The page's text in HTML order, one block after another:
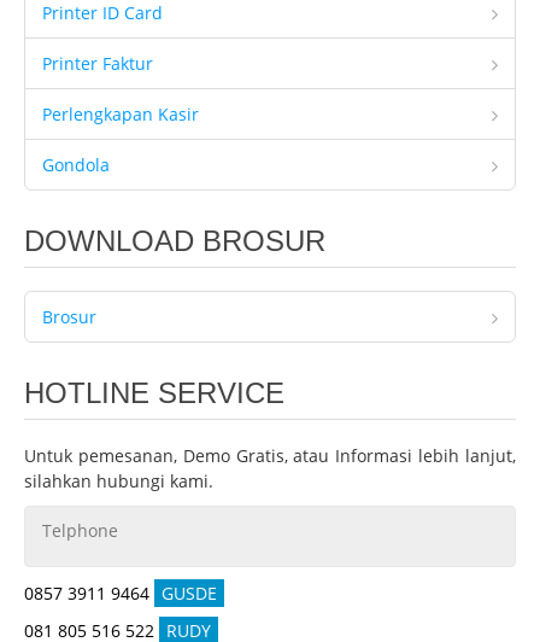
Printer ID Card
Printer Faktur
Perlengkapan Kasir
Gondola
DOWNLOAD BROSUR
Brosur
HOTLINE SERVICE
Untuk pemesanan, Demo Gratis, atau Informasi lebih lanjut,
silahkan hubungi kami.
Telphone
0857 3911 9464 GUSDE
081 805 516 522 RUDY